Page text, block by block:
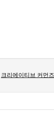
크리에이티브 커먼